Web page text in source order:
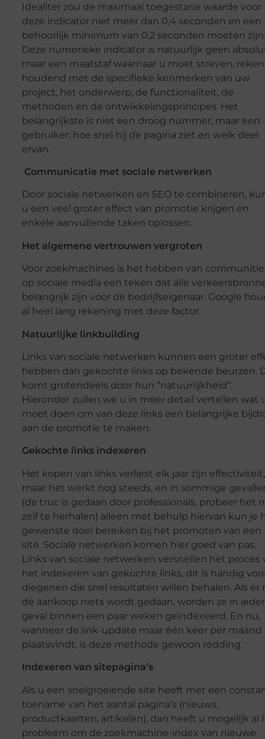
Idealiter zou de maximaal toegestane waarde voor
deze indicator niet meer dan 0,4 seconden en een
behoorlijk minimum van 0,2 seconden moeten zijn.
Deze numerieke indicator is natuurlijk geen
maar een maatstaf waarnaar u moet streven,
houdend met de specifieke kenmerken van uw
project, het onderwerp, de functionaliteit, de
methoden en de ontwikkelingsprincipes. Het
belangrijkste is niet een droog nummer, maar een
gebruiker: hoe snel hij de pagina ziet en welk deel
ervan.
Communicatie met sociale netwerken
Door sociale netwerken en SEO te combineren,
u een veel groter effect van promotie krijgen en
enkele aanvullende taken oplossen.
Het algemene vertrouwen vergroten
Voor zoekmachines is het hebben van
op sociale media een teken dat alle
belangrijk zijn voor de bedrijfseigenaar. Google
al heel lang rekening met deze factor.
Natuurlijke linkbuilding
Links van sociale netwerken kunnen een groter
hebben dan gekochte links op bekende beurzen.
komt grotendeels door hun “natuurlijkheid”.
Hieronder zullen we u in meer detail vertellen wat
moet doen om van deze links een belangrijke
aan de promotie te maken.
Gekochte links indexeren
Het kopen van links verliest elk jaar zijn effectiviteit,
maar het werkt nog steeds, en in sommige
(de truc is gedaan door professionals, probeer het
zelf te herhalen) alleen met behulp hiervan kun je
gewenste doel bereiken bij het promoten van een
site. Sociale netwerken komen hier goed van pas.
Links van sociale netwerken versnellen het proces
het indexeren van gekochte links, dit is handig
diegenen die snel resultaten willen behalen. Als er
de aankoop niets wordt gedaan, worden ze in ieder
geval binnen een paar weken geïndexeerd. En nu,
wanneer de link-update maar één keer per maand
plaatsvindt, is deze methode gewoon redding.
Indexeren van sitepagina’s
Als u een snelgroeiende site heeft met een
toename van het aantal pagina’s (nieuws,
productkaarten, artikelen), dan heeft u mogelijk al
probleem om de zoekmachine-index van nieuwe